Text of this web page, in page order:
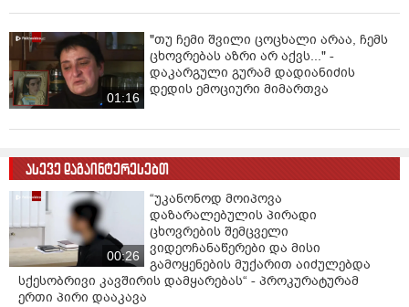
01:16
"თუ ჩემი შვილი ცოცხალი არაა, ჩემს
ცხოვრებას აზრი არ აქვს..." -
დაკარგული გურამ დადიანიძის
დედის ემოციური მიმართვა
ასევე დაგაინტერესებთ
00:26
“უკანონოდ მოიპოვა
დაზარალებულის პირადი
ცხოვრების შემცველი
ვიდეოჩანაწერები და მისი
გამოყენების მუქარით აიძულებდა
სქესობრივი კავშირის დამყარებას“ - პროკურატურამ
ერთი პირი დააკავა